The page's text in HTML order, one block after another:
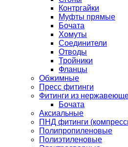
Контргайки
Муфты прямые
Бочата
Хомуты
Соединители
Отводы
Тройники
Фланцы
Обжимные
Пресс фитинги
Фитинги из
Бочата
Аксиальные
ПНД фитинги
Полипропиленовые
Полиэтиленовые